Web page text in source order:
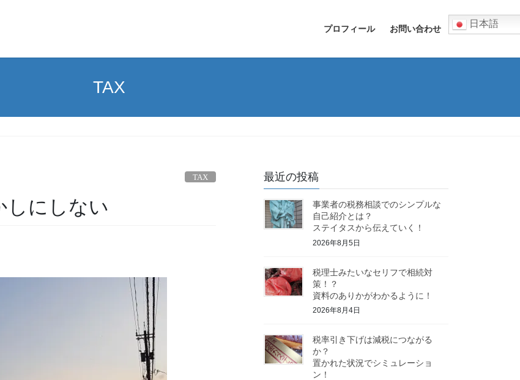
プロフィール お問い合わせ
日本語
TAX
TAX
しにしない
最近の投稿
事業者の税務相談でのシンプルな
自己紹介とは？
ステイタスから伝えていく！
2026年8月5日
税理士みたいなセリフで相続対
策！？
資料のありかがわかるように！
2026年8月4日
税率引き下げは減税につながる
か？
置かれた状況でシミュレーショ
ン！